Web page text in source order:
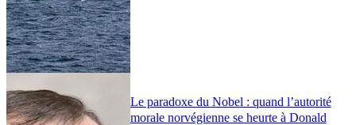
Le paradoxe du Nobel : quand l’autorité
morale norvégienne se heurte à Donald